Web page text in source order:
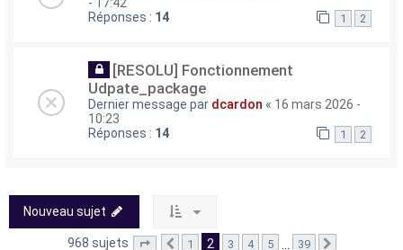
Réponses : 14 1 2
[RESOLU] Fonctionnement
Udpate_package
Dernier message par dcardon « 16 mars 2026 -
10:23
Réponses : 14 1 2
Nouveau sujet
968 sujets Page sur39
Précédent
1 2 3 4 5 39